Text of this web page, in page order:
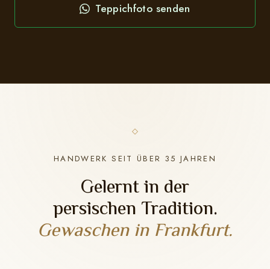
Teppichfoto senden
HANDWERK SEIT ÜBER 35 JAHREN
Gelernt in der
persischen Tradition.
Gewaschen in Frankfurt.